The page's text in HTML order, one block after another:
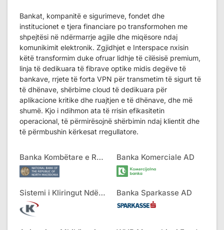
Bankat, kompanitë e sigurimeve, fondet dhe
institucionet e tjera financiare po transformohen me
shpejtësi në ndërmarrje agjile dhe miqësore ndaj
komunikimit elektronik. Zgjidhjet e Interspace nxisin
këtë transformim duke ofruar lidhje të cilësisë premium,
linja të dedikuara të fibrave optike midis degëve të
bankave, rrjete të forta VPN për transmetim të sigurt të
të dhënave, shërbime cloud të dedikuara për
aplikacione kritike dhe ruajtjen e të dhënave, dhe më
shumë. Kjo i ndihmon ata të rrisin efikasitetin
operacional, të përmirësojnë shërbimin ndaj klientit dhe
të përmbushin kërkesat rregullatore.
Banka Kombëtare e RMV Banka Komerciale AD
Sistemi i Kliringut Ndërbankar AD Banka Sparkasse AD